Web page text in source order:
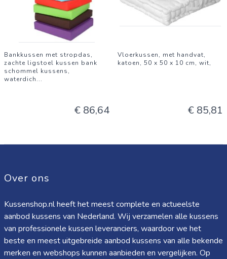
Bankkussen met stropdas,
zachte ligstoel kussen bank
schommel kussens,
waterdich...
€ 86,64
Vloerkussen, met handvat,
katoen, 50 x 50 x 10 cm, wit,
€ 85,81
Over ons
Kussenshop.nl heeft het meest complete en actueelste
aanbod kussens van Nederland. Wij verzamelen alle kussens
van professionele kussen leveranciers, waardoor we het
beste en meest uitgebreide aanbod kussens van alle bekende
merken en webshops kunnen aanbieden en vergelijken. Op